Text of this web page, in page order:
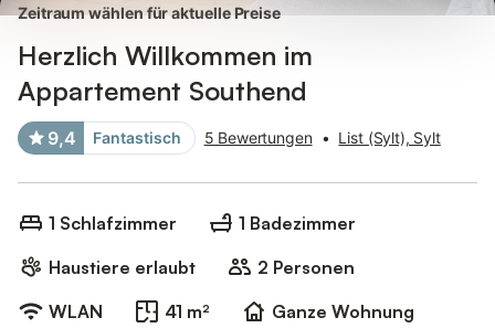
Zeitraum wählen für aktuelle Preise
Herzlich Willkommen im
Appartement Southend
9,4 Fantastisch 5 Bewertungen • List (Sylt), Sylt
1 Schlafzimmer
1 Badezimmer
Haustiere erlaubt
2 Personen
WLAN
41 m² Ganze Wohnung